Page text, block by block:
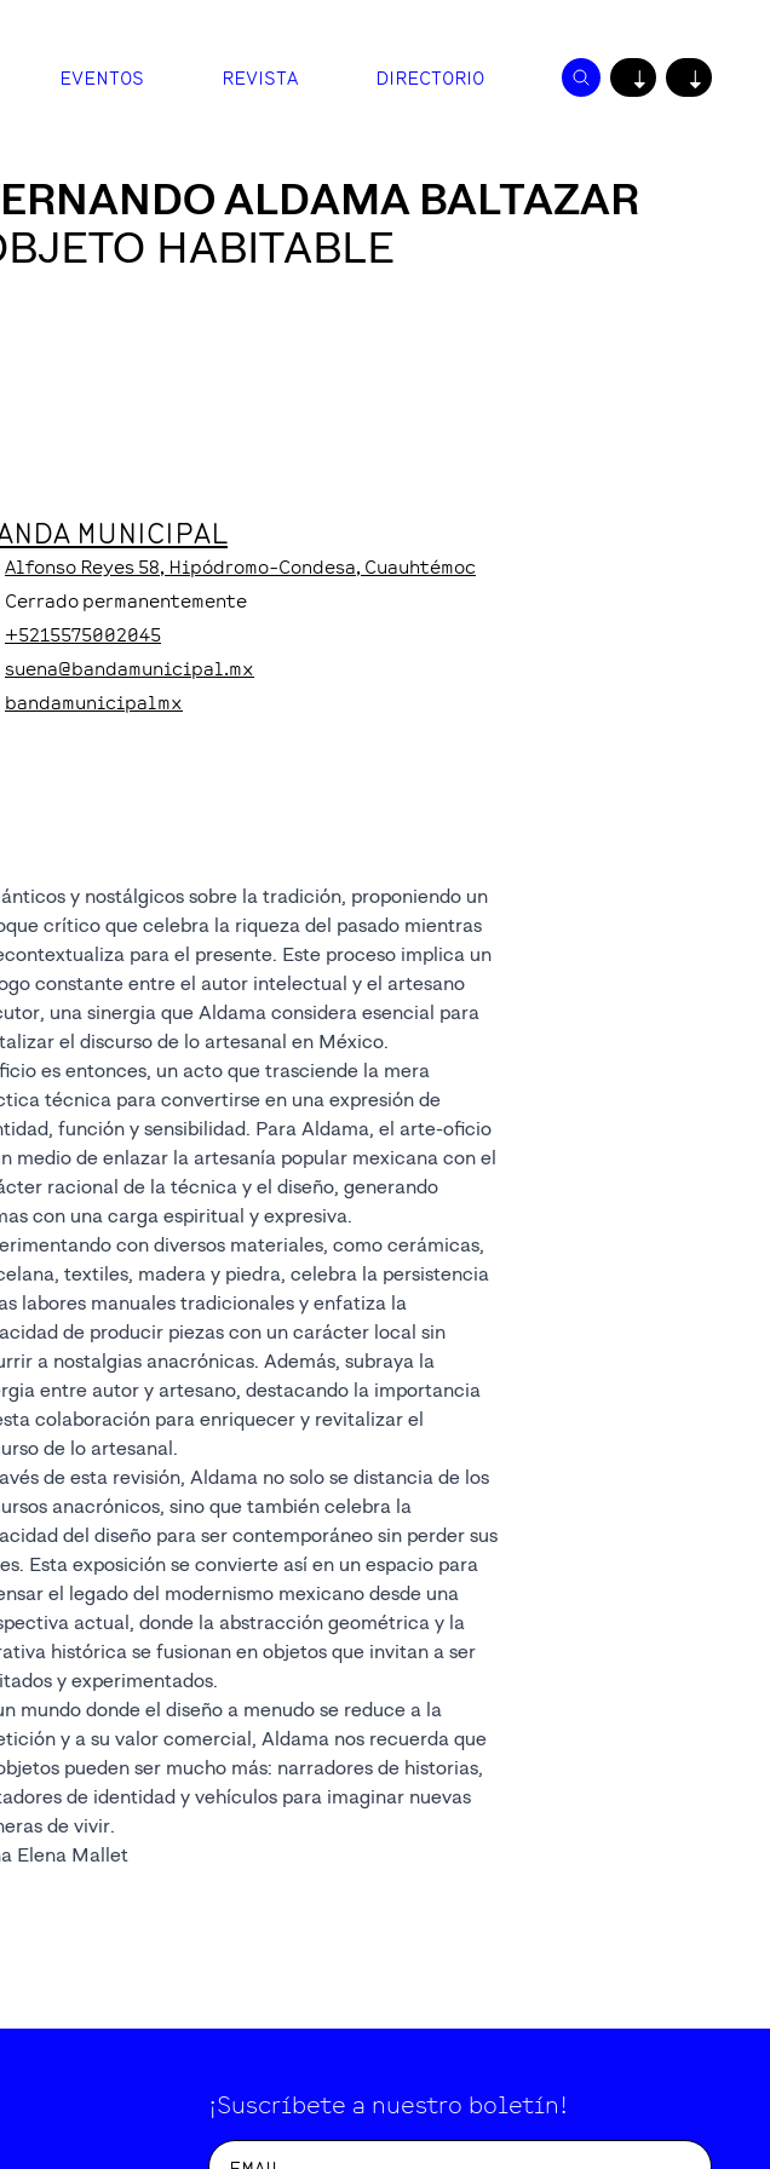
EVENTOS REVISTA DIRECTORIO ↓ ↓
ALDAMA BALTAZAR
HABITABLE
MUNICIPAL
Alfonso Reyes 58, Hipódromo-Condesa, Cuauhtémoc
Cerrado permanentemente
+5215575002045
suena@bandamunicipal.mx
bandamunicipalmx
y nostálgicos sobre la tradición, proponiendo un
crítico que celebra la riqueza del pasado mientras
para el presente. Este proceso implica un
constante entre el autor intelectual y el artesano
una sinergia que Aldama considera esencial para
el discurso de lo artesanal en México.
es entonces, un acto que trasciende la mera
técnica para convertirse en una expresión de
función y sensibilidad. Para Aldama, el arte-oficio
medio de enlazar la artesanía popular mexicana con el
racional de la técnica y el diseño, generando
con una carga espiritual y expresiva.
con diversos materiales, como cerámicas,
textiles, madera y piedra, celebra la persistencia
labores manuales tradicionales y enfatiza la
de producir piezas con un carácter local sin
a nostalgias anacrónicas. Además, subraya la
entre autor y artesano, destacando la importancia
colaboración para enriquecer y revitalizar el
de lo artesanal.
de esta revisión, Aldama no solo se distancia de los
anacrónicos, sino que también celebra la
del diseño para ser contemporáneo sin perder sus
Esta exposición se convierte así en un espacio para
el legado del modernismo mexicano desde una
actual, donde la abstracción geométrica y la
histórica se fusionan en objetos que invitan a ser
y experimentados.
mundo donde el diseño a menudo se reduce a la
y a su valor comercial, Aldama nos recuerda que
pueden ser mucho más: narradores de historias,
de identidad y vehículos para imaginar nuevas
de vivir.
Elena Mallet
¡Suscríbete a nuestro boletín!